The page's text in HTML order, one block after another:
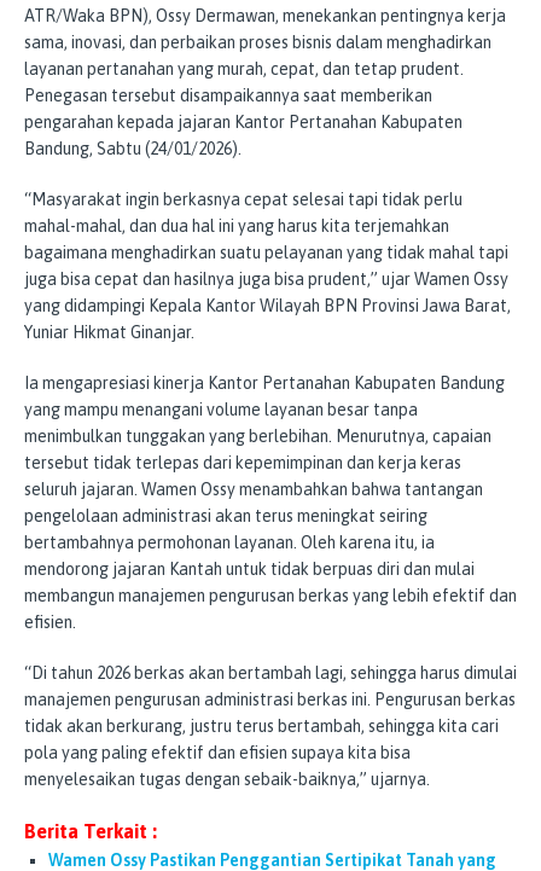
ATR/Waka BPN), Ossy Dermawan, menekankan pentingnya kerja
sama, inovasi, dan perbaikan proses bisnis dalam menghadirkan
layanan pertanahan yang murah, cepat, dan tetap prudent.
Penegasan tersebut disampaikannya saat memberikan
pengarahan kepada jajaran Kantor Pertanahan Kabupaten
Bandung, Sabtu (24/01/2026).
“Masyarakat ingin berkasnya cepat selesai tapi tidak perlu
mahal-mahal, dan dua hal ini yang harus kita terjemahkan
bagaimana menghadirkan suatu pelayanan yang tidak mahal tapi
juga bisa cepat dan hasilnya juga bisa prudent,” ujar Wamen Ossy
yang didampingi Kepala Kantor Wilayah BPN Provinsi Jawa Barat,
Yuniar Hikmat Ginanjar.
Ia mengapresiasi kinerja Kantor Pertanahan Kabupaten Bandung
yang mampu menangani volume layanan besar tanpa
menimbulkan tunggakan yang berlebihan. Menurutnya, capaian
tersebut tidak terlepas dari kepemimpinan dan kerja keras
seluruh jajaran. Wamen Ossy menambahkan bahwa tantangan
pengelolaan administrasi akan terus meningkat seiring
bertambahnya permohonan layanan. Oleh karena itu, ia
mendorong jajaran Kantah untuk tidak berpuas diri dan mulai
membangun manajemen pengurusan berkas yang lebih efektif dan
efisien.
“Di tahun 2026 berkas akan bertambah lagi, sehingga harus dimulai
manajemen pengurusan administrasi berkas ini. Pengurusan berkas
tidak akan berkurang, justru terus bertambah, sehingga kita cari
pola yang paling efektif dan efisien supaya kita bisa
menyelesaikan tugas dengan sebaik-baiknya,” ujarnya.
Berita Terkait :
Wamen Ossy Pastikan Penggantian Sertipikat Tanah yang